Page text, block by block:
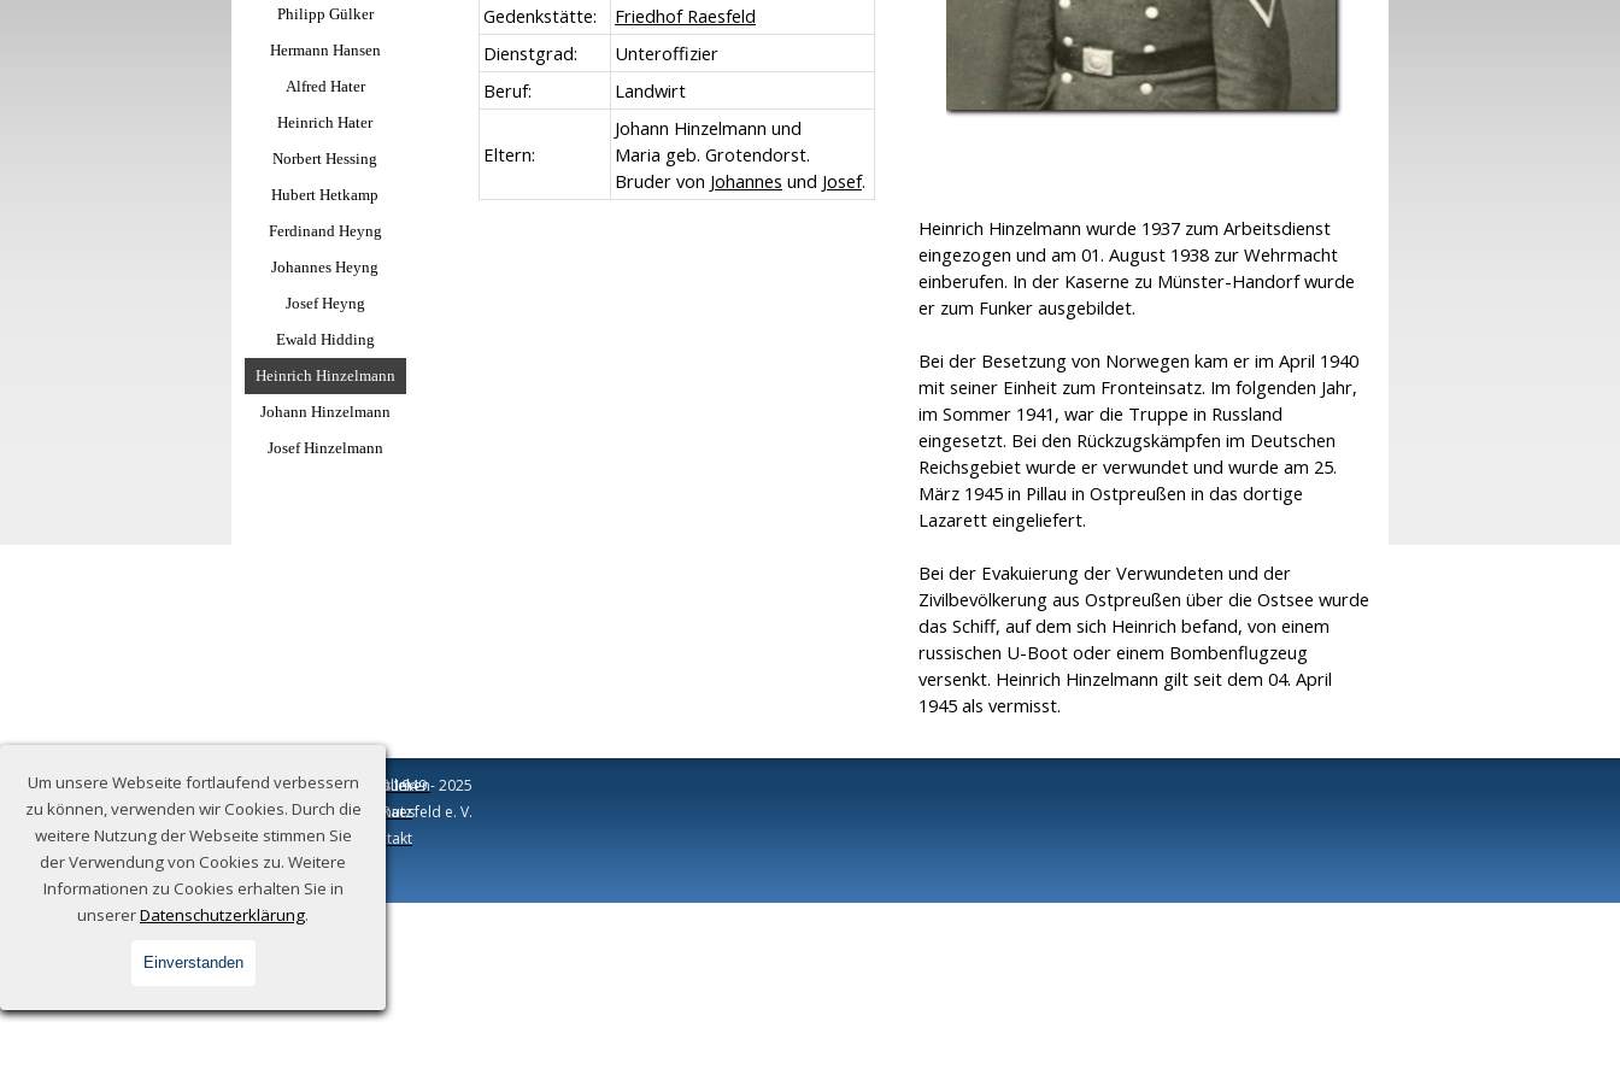
Um unsere Webseite fortlaufend verbessern
zu können, verwenden wir Cookies. Durch die
weitere Nutzung der Webseite stimmen Sie
der Verwendung von Cookies zu. Weitere
Informationen zu Cookies erhalten Sie in
unsererDatenschutzerklärung.
Einverstanden
Philipp Gülker
Hermann Hansen
Alfred Hater
Heinrich Hater
Norbert Hessing
Hubert Hetkamp
Ferdinand Heyng
Johannes Heyng
Josef Heyng
Ewald Hidding
Heinrich Hinzelmann
Johann Hinzelmann
Josef Hinzelmann
Gedenkstätte:
Friedhof Raesfeld
Dienstgrad:
Unteroffizier
Beruf:
Landwirt
Eltern:
Johann Hinzelmann und
Maria geb. Grotendorst.
Bruder von Johannes und Josef.
Heinrich Hinzelmann wurde 1937 zum Arbeitsdienst
eingezogen und am 01. August 1938 zur Wehrmacht
einberufen. In der Kaserne zu Münster-Handorf wurde
er zum Funker ausgebildet.
Bei der Besetzung von Norwegen kam er im April 1940
mit seiner Einheit zum Fronteinsatz. Im folgenden Jahr,
im Sommer 1941, war die Truppe in Russland
eingesetzt. Bei den Rückzugskämpfen im Deutschen
Reichsgebiet wurde er verwundet und wurde am 25.
März 1945 in Pillau in Ostpreußen in das dortige
Lazarett eingeliefert.
Bei der Evakuierung der Verwundeten und der
Zivilbevölkerung aus Ostpreußen über die Ostsee wurde
das Schiff, auf dem sich Heinrich befand, von einem
russischen U-Boot oder einem Bombenflugzeug
versenkt. Heinrich Hinzelmann gilt seit dem 04. April
1945 als vermisst.
© 1949 - 2025
Heimatverein Raesfeld e. V.
Standorte:
Museum am Schloss
Freiheit 19
46348 Raesfeld
Naturschutzhütte im Pölleken
Am Pölleken
46348 Raesfeld
Impressum
Datenschutz
Kontakt
Zurück zum Seiteninhalt